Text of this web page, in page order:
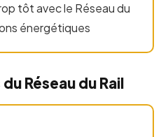
tôt avec le Réseau du
énergétiques
Réseau du Rail